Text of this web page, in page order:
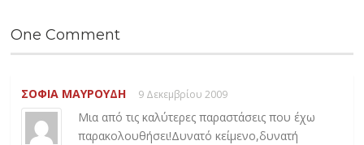
One Comment
ΣΟΦΙΑ ΜΑΥΡΟΥΔΗ 9 Δεκεμβρίου 2009
Mια από τις καλύτερες παραστάσεις που έχω
παρακολουθήσει!Δυνατό κείμενο,δυνατή